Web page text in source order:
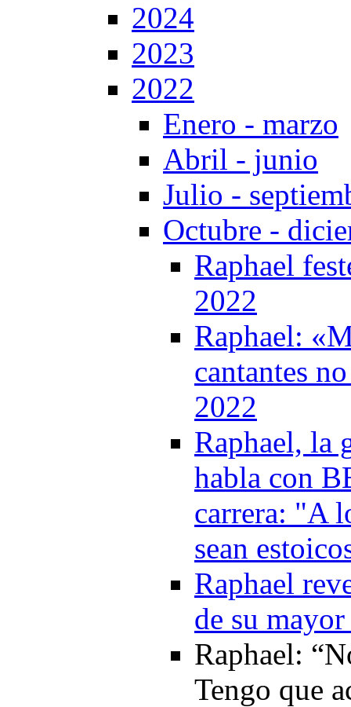
2024
2023
2022
Enero - marzo
Abril - junio
Julio -
Octubre -
Raphael
2022
Raphael:
cantantes
2022
Raphael, la
habla con
carrera: "A
sean
Raphael
de su
Raphael:
Tengo que